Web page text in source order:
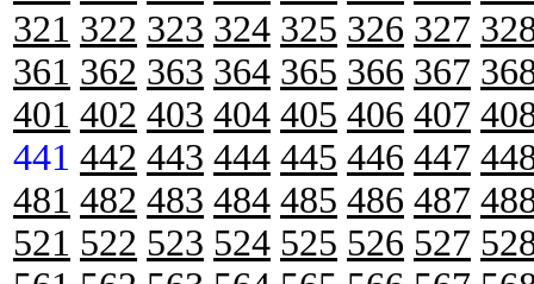
321 322 323 324 325 326 327
361 362 363 364 365 366 367
401 402 403 404 405 406 407
441 442 443 444 445 446 447
481 482 483 484 485 486 487
521 522 523 524 525 526 527